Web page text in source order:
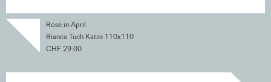
Rose in April
Bianca Tuch Katze 110x110
CHF 29.00